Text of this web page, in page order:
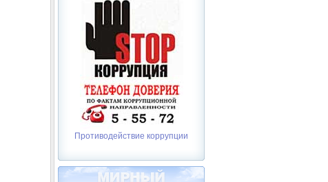
Противодействие коррупции